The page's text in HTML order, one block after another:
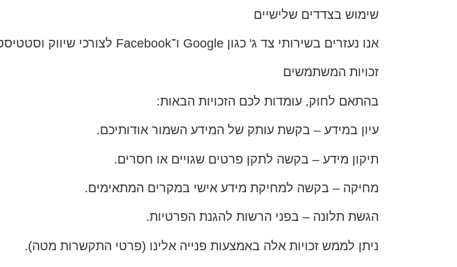
שימוש בצדדים שלישיים
אנו נעזרים בשירותי צד ג' כגון Google ו־Facebook לצורכי שיווק וסטטיסטיקה. כל צד שלישי מחויב לפעול בהתאם לדין ולשמור על אבטחת המידע.
זכויות המשתמשים
בהתאם לחוק, עומדות לכם הזכויות הבאות:
עיון במידע – בקשת עותק של המידע השמור אודותיכם.
תיקון מידע – בקשה לתקן פרטים שגויים או חסרים.
מחיקה – בקשה למחיקת מידע אישי במקרים המתאימים.
הגשת תלונה – בפני הרשות להגנת הפרטיות.
ניתן לממש זכויות אלה באמצעות פנייה אלינו (פרטי התקשרות מטה).